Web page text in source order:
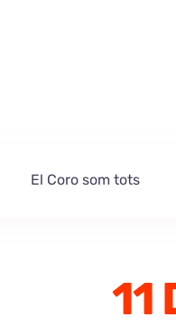
El Coro som tots
11